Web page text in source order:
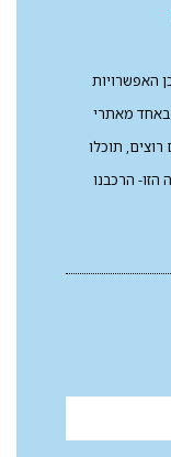
האפשרויות
מאתרי
תוכלו
הרכבנו